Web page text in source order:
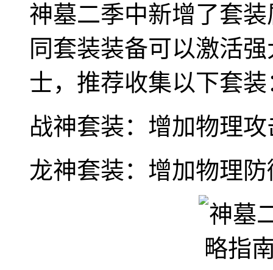
神墓二季中新增了套
同套装装备可以激活
士，推荐收集以下套装
战神套装：增加物理
龙神套装：增加物理